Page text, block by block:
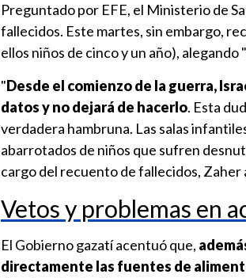
Preguntado por EFE, el Ministerio de
fallecidos. Este martes, sin embargo,
ellos niños de cinco y un año),
"Desde el comienzo de la guerra,
datos y no dejará de hacerlo. Esta
verdadera hambruna. Las salas
abarrotados de niños que sufren
cargo del recuento de fallecidos, Zaher
Vetos y problemas en
El Gobierno gazatí acentuó que,
directamente las fuentes de